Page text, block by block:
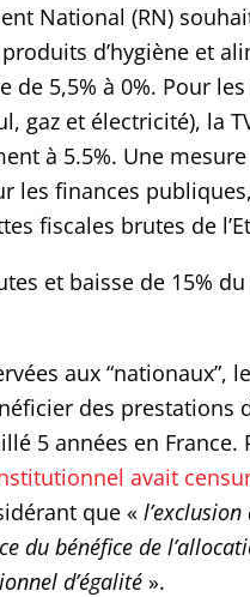
National (RN)
d’hygiène et
de 5,5% à 0%. Pour
gaz et électricité), la
à 5.5%. Une
les finances
fiscales brutes de
et baisse de 15%
aux “nationaux”,
des prestations
5 années en France.
avait
que «
du bénéfice de
d’égalité ».